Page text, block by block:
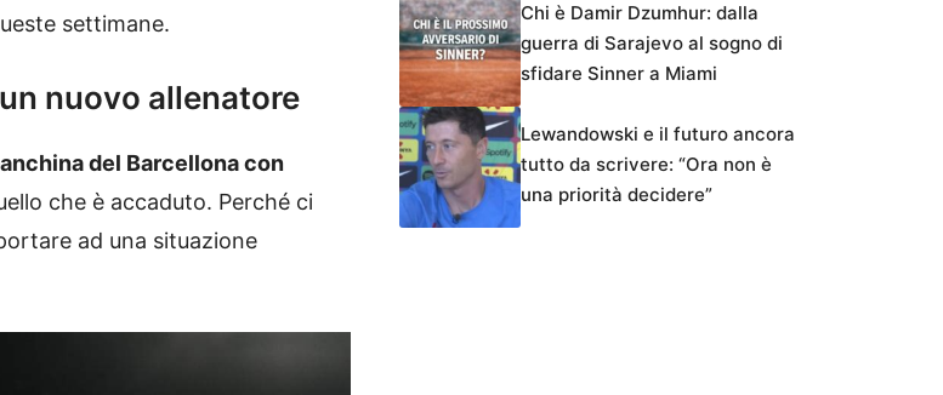
settimane.
nuovo allenatore
del Barcellona con
che è accaduto. Perché ci
ad una situazione
Chi è Damir Dzumhur: dalla
guerra di Sarajevo al sogno di
sfidare Sinner a Miami
Lewandowski e il futuro ancora
tutto da scrivere: “Ora non è
una priorità decidere”